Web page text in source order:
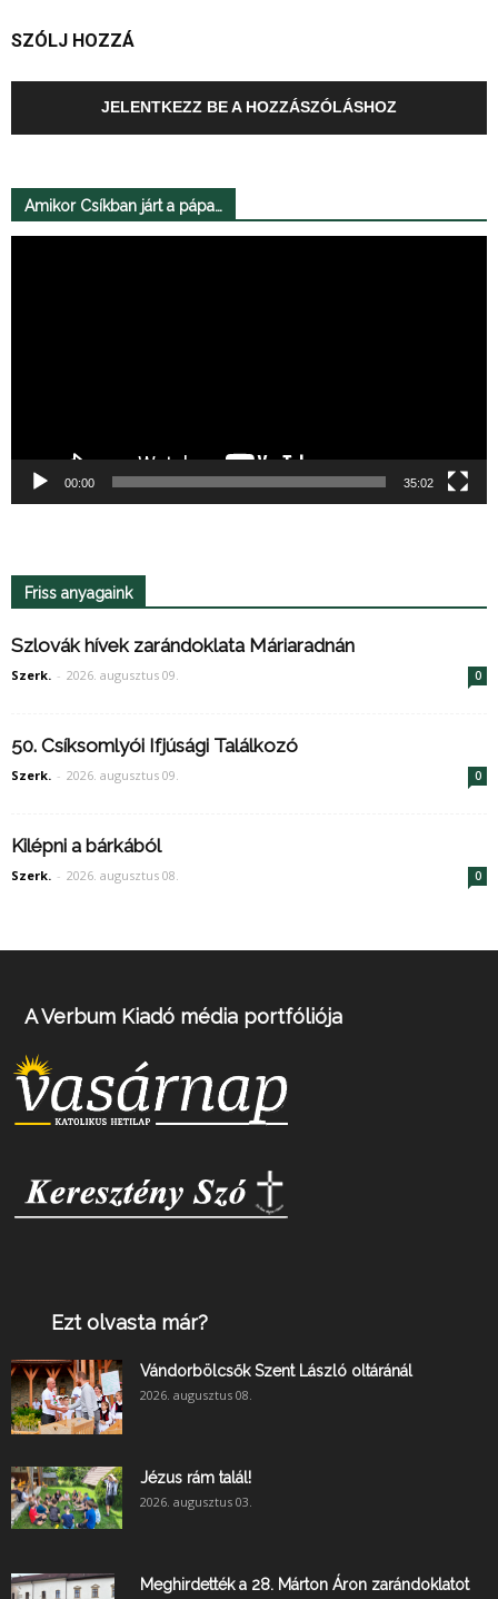
SZÓLJ HOZZÁ
JELENTKEZZ BE A HOZZÁSZÓLÁSHOZ
Amikor Csíkban járt a pápa…
00:00 35:02
Friss anyagaink
Szlovák hívek zarándoklata Máriaradnán
Szerk. - 2026. augusztus 09. 0
50. Csíksomlyói Ifjúsági Találkozó
Szerk. - 2026. augusztus 09. 0
Kilépni a bárkából
Szerk. - 2026. augusztus 08. 0
A Verbum Kiadó média portfóliója
Ezt olvasta már?
Vándorbölcsők Szent László oltáránál
2026. augusztus 08.
Jézus rám talál!
2026. augusztus 03.
Meghirdették a 28. Márton Áron zarándoklatot